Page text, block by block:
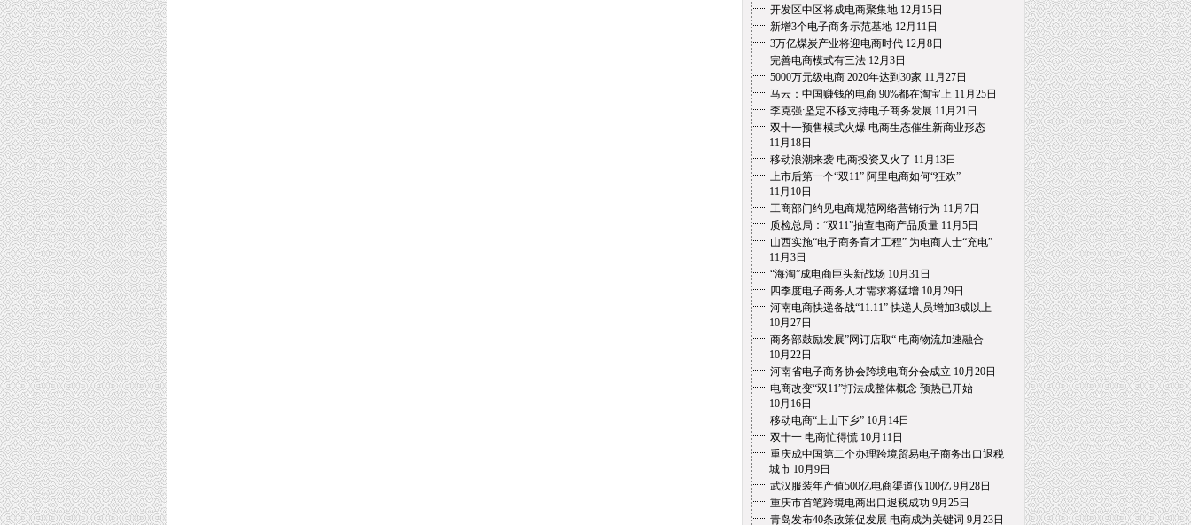
开发区中区将成电商聚集地 12月15日
新增3个电子商务示范基地 12月11日
3万亿煤炭产业将迎电商时代 12月8日
完善电商模式有三法 12月3日
5000万元级电商 2020年达到30家 11月27日
马云：中国赚钱的电商 90%都在淘宝上 11月25日
李克强:坚定不移支持电子商务发展 11月21日
双十一预售模式火爆 电商生态催生新商业形态
11月18日
移动浪潮来袭 电商投资又火了 11月13日
上市后第一个“双11” 阿里电商如何“狂欢”
11月10日
工商部门约见电商规范网络营销行为 11月7日
质检总局：“双11”抽查电商产品质量 11月5日
山西实施“电子商务育才工程” 为电商人士“充电”
11月3日
“海淘”成电商巨头新战场 10月31日
四季度电子商务人才需求将猛增 10月29日
河南电商快递备战“11.11” 快递人员增加3成以上
10月27日
商务部鼓励发展”网订店取“ 电商物流加速融合
10月22日
河南省电子商务协会跨境电商分会成立 10月20日
电商改变“双11”打法成整体概念 预热已开始
10月16日
移动电商“上山下乡” 10月14日
双十一 电商忙得慌 10月11日
重庆成中国第二个办理跨境贸易电子商务出口退税
城市 10月9日
武汉服装年产值500亿电商渠道仅100亿 9月28日
重庆市首笔跨境电商出口退税成功 9月25日
青岛发布40条政策促发展 电商成为关键词 9月23日